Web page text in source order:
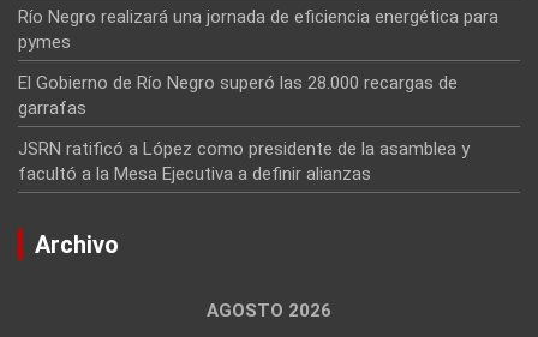
Río Negro realizará una jornada de eficiencia energética para
pymes
El Gobierno de Río Negro superó las 28.000 recargas de
garrafas
JSRN ratificó a López como presidente de la asamblea y
facultó a la Mesa Ejecutiva a definir alianzas
Archivo
AGOSTO 2026